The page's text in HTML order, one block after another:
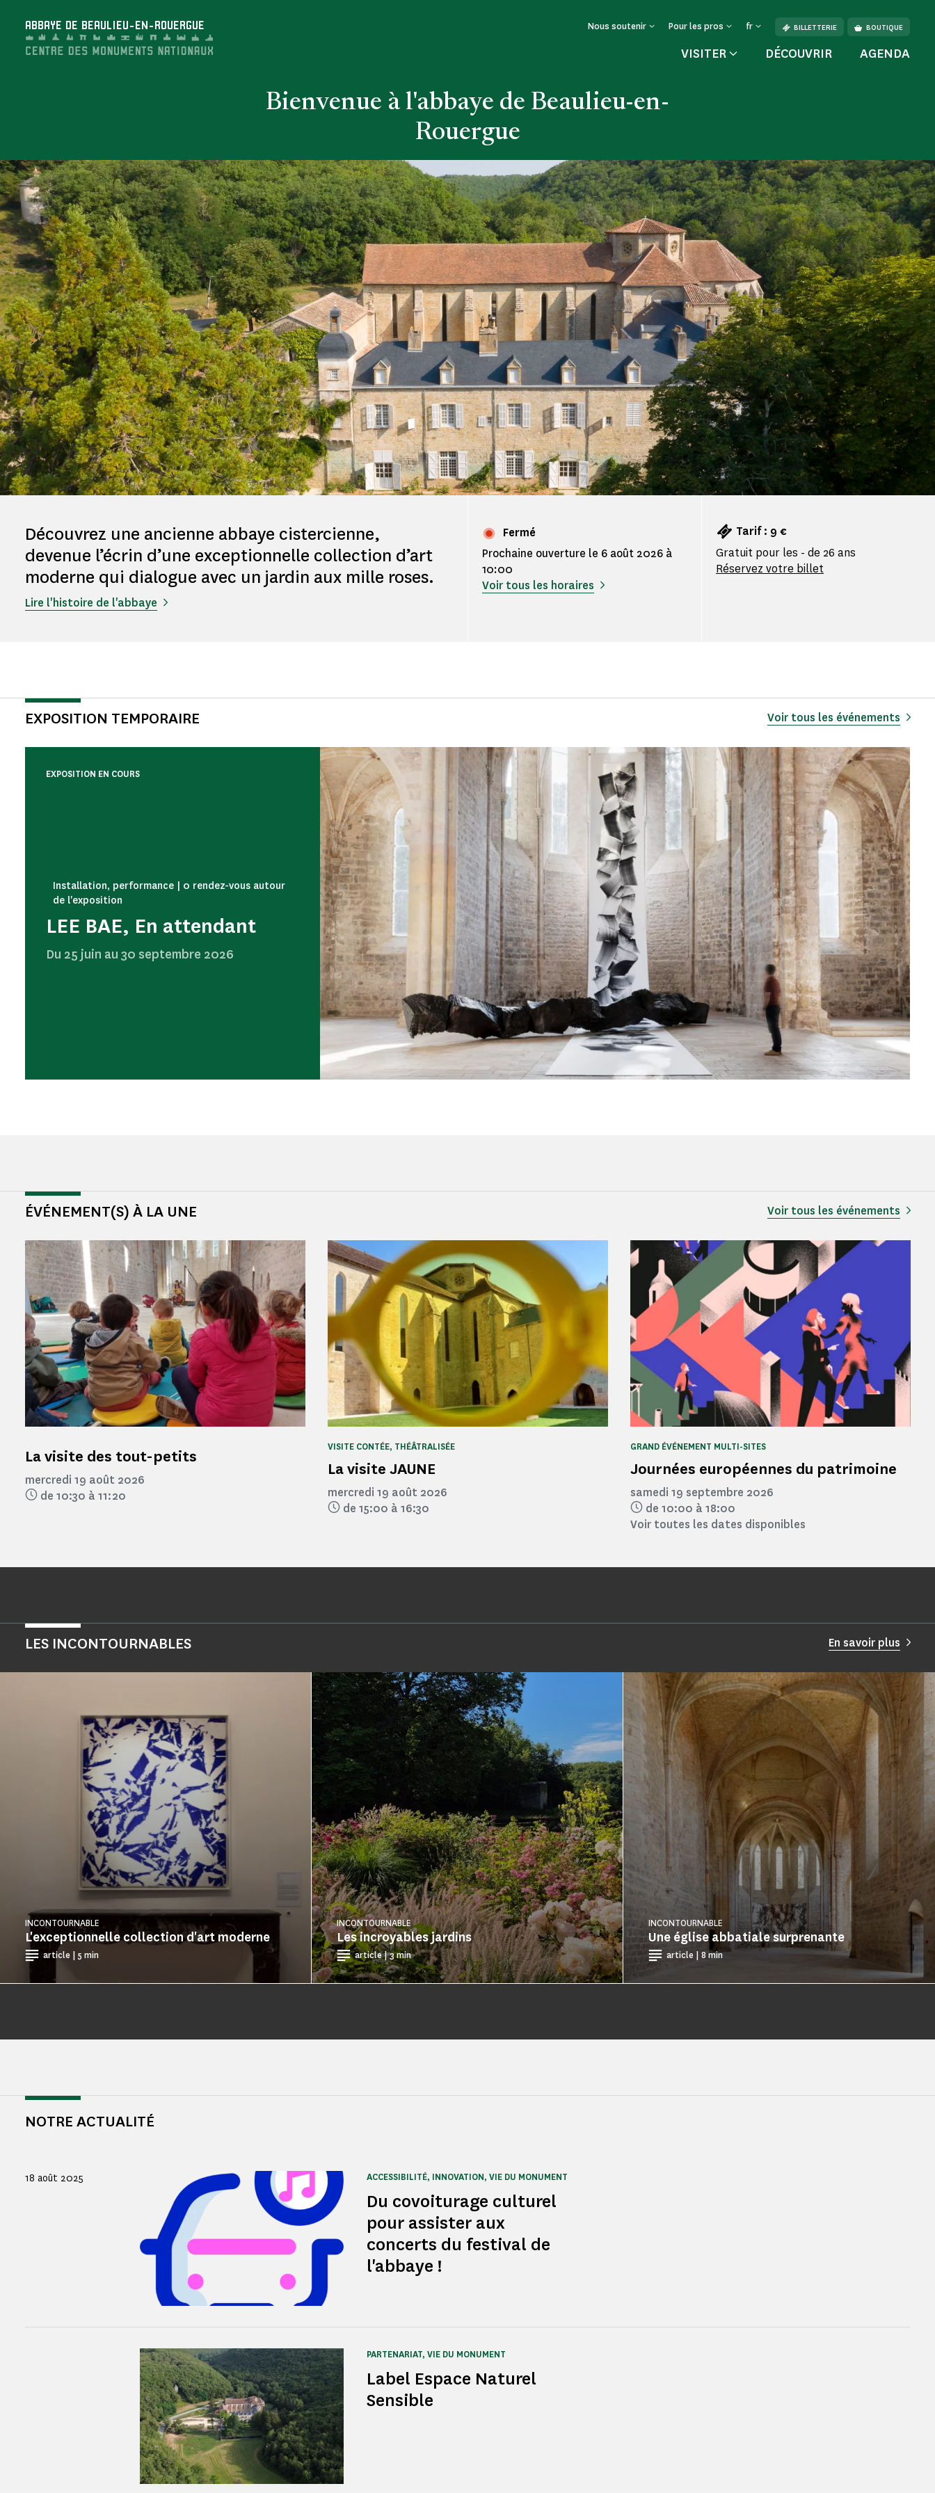
ABBAYE DE BEAULIEU-EN-ROUERGUE Nous soutenir Pour les pros fr BILLETTERIE BOUTIQUE
VISITER DÉCOUVRIR AGENDA
Bienvenue à l'abbaye de Beaulieu-en-
Rouergue
Fermé
Prochaine ouverture le 6 août 2026 à
10:00
Voir tous les horaires
Tarif : 9 €
Gratuit pour les - de 26 ans
Réservez votre billet
Découvrez une ancienne abbaye cistercienne,
devenue l’écrin d’une exceptionnelle collection d’art
moderne qui dialogue avec un jardin aux mille roses.
Lire l'histoire de l'abbaye
EXPOSITION TEMPORAIRE Voir tous les événements
LEE BAE, En attendant
Installation, performance | 0 rendez-vous autour
de l'exposition
Du 25 juin au 30 septembre 2026
EXPOSITION EN COURS
ÉVÉNEMENT(S) À LA UNE Voir tous les événements
La visite des tout-petits
mercredi 19 août 2026
de 10:30 à 11:20
La visite JAUNE
VISITE CONTÉE, THÉÂTRALISÉE
mercredi 19 août 2026
de 15:00 à 16:30
Journées européennes du patrimoine
GRAND ÉVÉNEMENT MULTI-SITES
samedi 19 septembre 2026
de 10:00 à 18:00
Voir toutes les dates disponibles
LES INCONTOURNABLES En savoir plus
L'exceptionnelle collection d'art moderne
INCONTOURNABLE
article | 5 min
Les incroyables jardins
INCONTOURNABLE
article | 3 min
Une église abbatiale surprenante
INCONTOURNABLE
article | 8 min
NOTRE ACTUALITÉ
Du covoiturage culturel
pour assister aux
concerts du festival de
l'abbaye !
ACCESSIBILITÉ, INNOVATION, VIE DU MONUMENT
18 août 2025
Label Espace Naturel
Sensible
PARTENARIAT, VIE DU MONUMENT